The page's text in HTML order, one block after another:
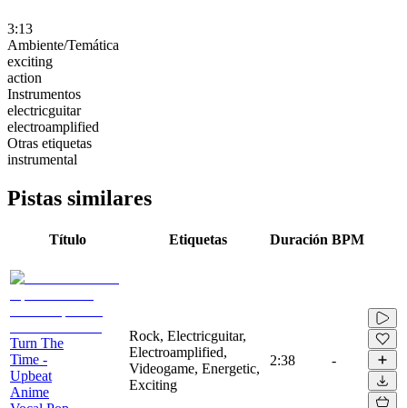
3:13
Ambiente/Temática
exciting
action
Instrumentos
electricguitar
electroamplified
Otras etiquetas
instrumental
Pistas similares
Título Etiquetas Duración BPM
Turn The
Time -
Upbeat
Anime
Rock, Electricguitar,
Electroamplified,
Videogame, Energetic,
Exciting
2:38 -